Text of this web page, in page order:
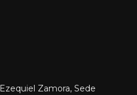
Zamora, Sede